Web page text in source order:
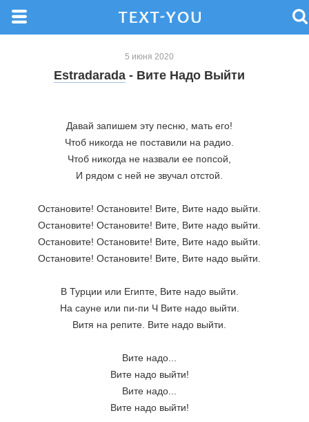
5 июня 2020
Estradarada - Вите Надо Выйти
Давай запишем эту песню, мать его!
Чтоб никогда не поставили на радио.
Чтоб никогда не назвали ее попсой,
И рядом с ней не звучал отстой.
Остановите! Остановите! Вите, Вите надо выйти.
Остановите! Остановите! Вите, Вите надо выйти.
Остановите! Остановите! Вите, Вите надо выйти.
Остановите! Остановите! Вите, Вите надо выйти.
В Турции или Египте, Вите надо выйти.
На сауне или пи-пи Ч Вите надо выйти.
Витя на репите. Вите надо выйти.
Вите надо...
Вите надо выйти!
Вите надо...
Вите надо выйти!